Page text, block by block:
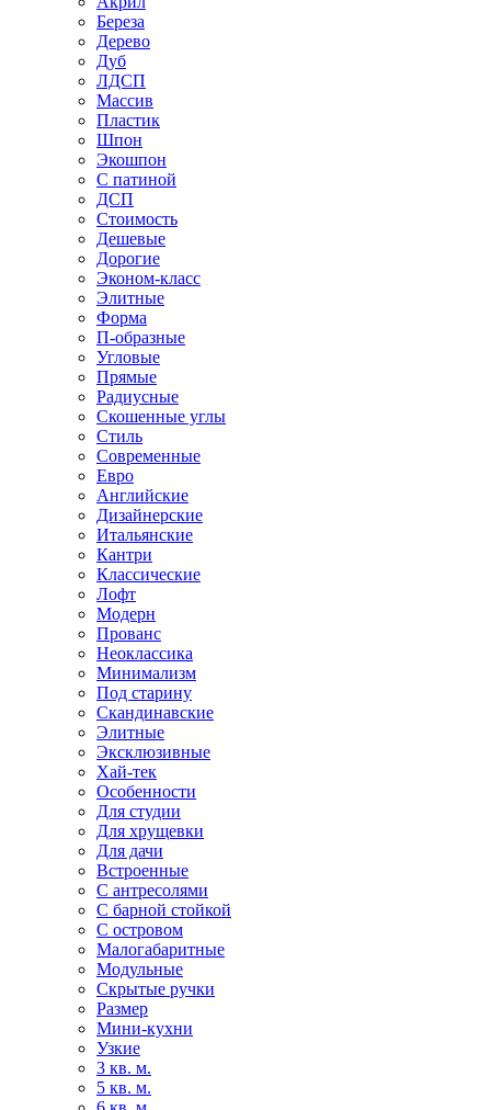
Береза
Дерево
Дуб
ЛДСП
Массив
Пластик
Шпон
Экошпон
С патиной
ДСП
Стоимость
Дешевые
Дорогие
Эконом-класс
Элитные
Форма
П-образные
Угловые
Прямые
Радиусные
Скошенные углы
Стиль
Современные
Евро
Английские
Дизайнерские
Итальянские
Кантри
Классические
Лофт
Модерн
Прованс
Неоклассика
Минимализм
Под старину
Скандинавские
Элитные
Эксклюзивные
Хай-тек
Особенности
Для студии
Для хрущевки
Для дачи
Встроенные
С антресолями
С барной стойкой
С островом
Малогабаритные
Модульные
Скрытые ручки
Размер
Мини-кухни
Узкие
3 кв. м.
5 кв. м.